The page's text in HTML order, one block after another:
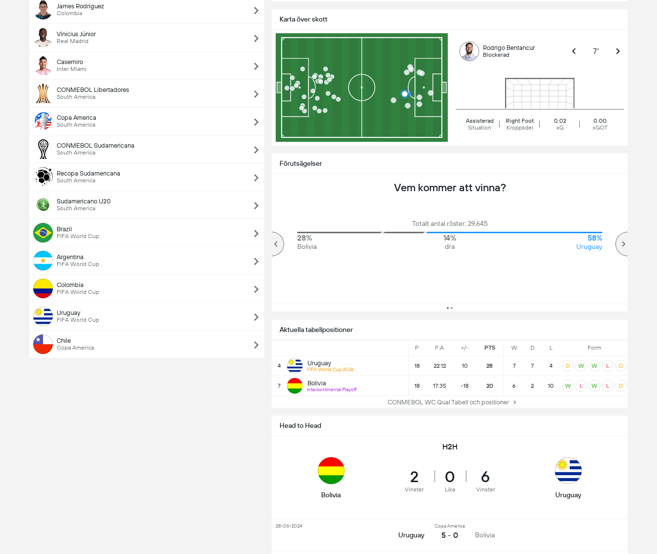
James Rodriguez
Colombia
Vinicius Júnior
Real Madrid
Casemiro
Inter Miami
CONMEBOL Libertadores
South America
Copa America
South America
CONMEBOL Sudamericana
South America
Recopa Sudamericana
South America
Sudamericano U20
South America
Brazil
FIFA World Cup
Argentina
FIFA World Cup
Colombia
FIFA World Cup
Uruguay
FIFA World Cup
Chile
Copa America
Karta över skott
Rodrigo Bentancur
Blockerad 7'
Assisterad
Situation
Right Foot
Kroppsdel
0.02
xG
0.00
xGOT
Aktuella tabellpositioner
P F:A +/- PTS W D L Form
4 Uruguay
FIFA World Cup 2026
18 22:12 10 28 7 7 4 D W W L D
7 Bolivia
Intercontinental Playoff
18 17:35 -18 20 6 2 10 W L W L D
CONMEBOL WC Qual Tabell och positioner
Förutsägelser
Vem kommer att vinna?
Totalt antal röster: 29,645
28%
Bolivia
14%
dra
58%
Uruguay
Totalt mål i matchen (2.5)
Head to Head
H2H
Bolivia
2
Vinster
0
Lika
6
Vinster
Uruguay
Uruguay
Copa America
5 - 0 Bolivia
28-06-2024